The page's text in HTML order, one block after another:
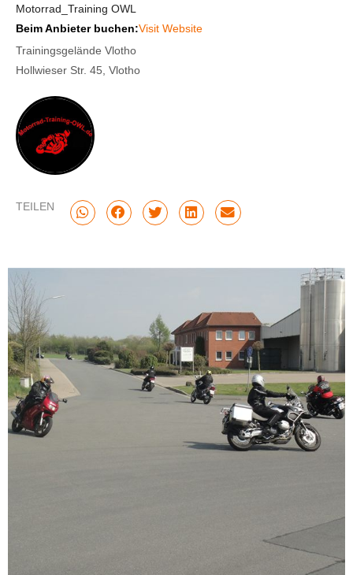
Motorrad_Training OWL
Beim Anbieter buchen:Visit Website
Trainingsgelände Vlotho
Hollwieser Str. 45, Vlotho
TEILEN